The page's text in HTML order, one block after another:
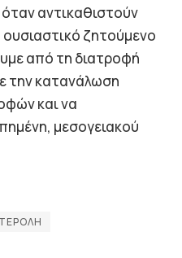
αντικαθιστούν
ζητούμενο
από τη διατροφή
την κατανάλωση
και να
μεσογειακού